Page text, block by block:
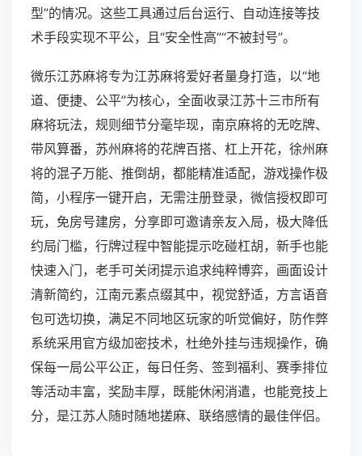
型”的情况。这些工具通过后台运行、自动连接等技
术手段实现不平公，且“安全性高”“不被封号”。
微乐江苏麻将专为江苏麻将爱好者量身打造，以“地
道、便捷、公平”为核心，全面收录江苏十三市所有
麻将玩法，规则细节分毫毕现，南京麻将的无吃牌、
带风算番，苏州麻将的花牌百搭、杠上开花，徐州麻
将的混子万能、推倒胡，都能精准适配，游戏操作极
简，小程序一键开启，无需注册登录，微信授权即可
玩，免房号建房，分享即可邀请亲友入局，极大降低
约局门槛，行牌过程中智能提示吃碰杠胡，新手也能
快速入门，老手可关闭提示追求纯粹博弈，画面设计
清新简约，江南元素点缀其中，视觉舒适，方言语音
包可选切换，满足不同地区玩家的听觉偏好，防作弊
系统采用官方级加密技术，杜绝外挂与违规操作，确
保每一局公平公正，每日任务、签到福利、赛季排位
等活动丰富，奖励丰厚，既能休闲消遣，也能竞技上
分，是江苏人随时随地搓麻、联络感情的最佳伴侣。